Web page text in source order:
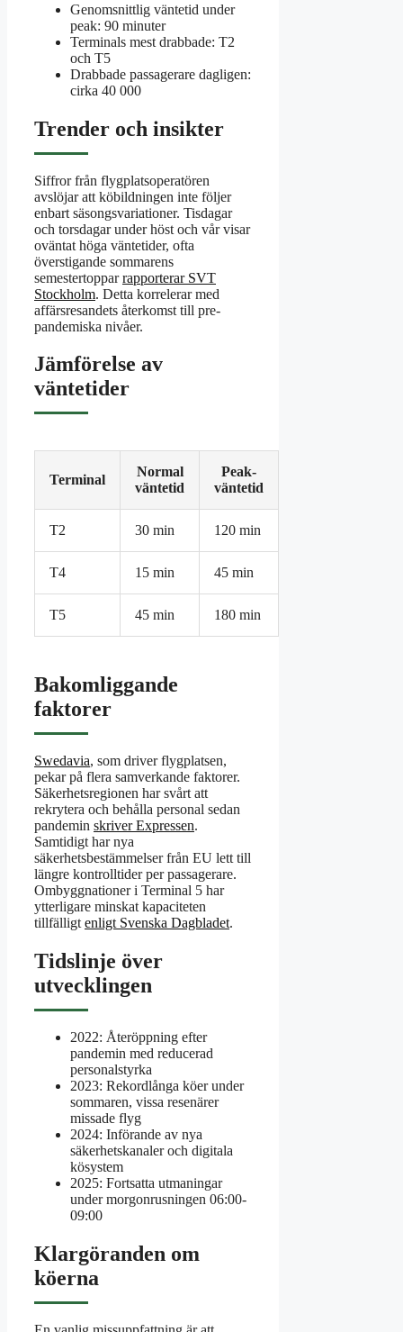
Genomsnittlig väntetid under
peak: 90 minuter
Terminals mest drabbade: T2
och T5
Drabbade passagerare dagligen:
cirka 40 000
Trender och insikter
Siffror från flygplatsoperatören
avslöjar att köbildningen inte följer
enbart säsongsvariationer. Tisdagar
och torsdagar under höst och vår visar
oväntat höga väntetider, ofta
överstigande sommarens
semestertopparrapporterar SVT
Stockholm. Detta korrelerar med
affärsresandets återkomst till pre-
pandemiska nivåer.
Jämförelse av
väntetider
Terminal
Normal
väntetid
Peak-
väntetid
T2 30 min 120 min
T4 15 min 45 min
T5 45 min 180 min
Bakomliggande
faktorer
Swedavia, som driver flygplatsen,
pekar på flera samverkande faktorer.
Säkerhetsregionen har svårt att
rekrytera och behålla personal sedan
pandemin skriver Expressen.
Samtidigt har nya
säkerhetsbestämmelser från EU lett till
längre kontrolltider per passagerare.
Ombyggnationer i Terminal 5 har
ytterligare minskat kapaciteten
tillfälligt enligt Svenska Dagbladet.
Tidslinje över
utvecklingen
2022: Återöppning efter
pandemin med reducerad
personalstyrka
2023: Rekordlånga köer under
sommaren, vissa resenärer
missade flyg
2024: Införande av nya
säkerhetskanaler och digitala
kösystem
2025: Fortsatta utmaningar
under morgonrusningen 06:00-
09:00
Klargöranden om
köerna